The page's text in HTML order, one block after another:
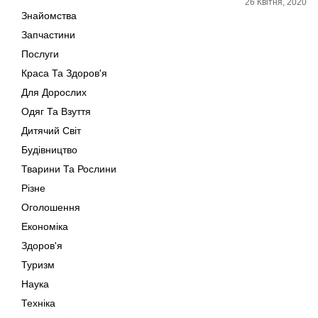
Знайомства
Запчастини
Послуги
Краса Та Здоров'я
Для Дорослих
Одяг Та Взуття
Дитячий Світ
Будівництво
Тварини Та Рослини
Різне
Оголошення
Економіка
Здоров'я
Туризм
Наука
Техніка
26 Квітня, 2020